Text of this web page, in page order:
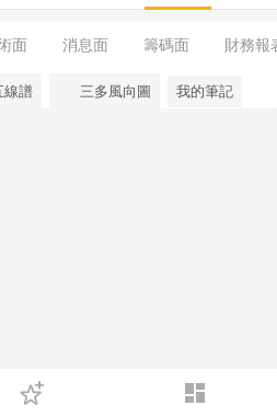
dashboard
下單
面 消息面 籌碼面 財務報
線譜 三多風向圖 我的筆記